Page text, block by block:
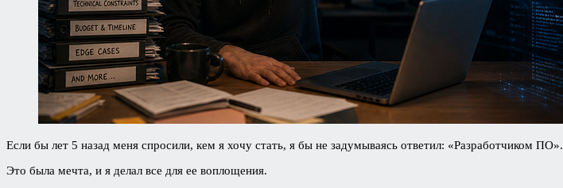
Если бы лет 5 назад меня спросили, кем я хочу стать, я бы не задумываясь ответил: «Разработчиком ПО».
Это была мечта, и я делал все для ее воплощения.